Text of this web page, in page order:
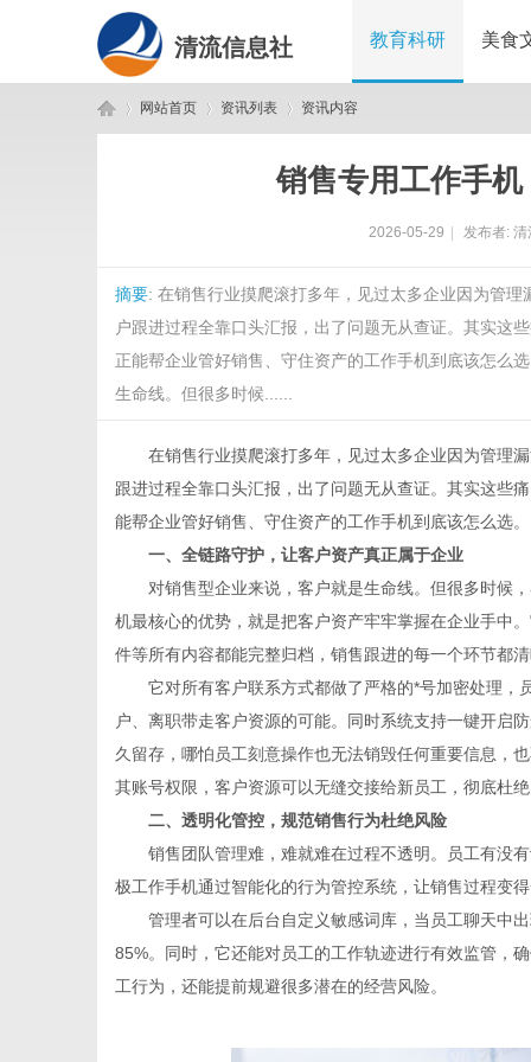
清流信息社 教育科研 美食
网站首页 资讯列表 资讯内容
销售专用工作手
2026-05-29 发布者: 清
摘要: 在销售行业摸爬滚打多年，见过太多企业因为管
户跟进过程全靠口头汇报，出了问题无从查证。其实这
正能帮企业管好销售、守住资产的工作手机到底该怎么
生命线。但很多时候......
在销售行业摸爬滚打多年，见过太多企业因为管理
跟进过程全靠口头汇报，出了问题无从查证。其实这些
能帮企业管好销售、守住资产的工作手机到底该怎么选。
一、 全链路守护，让客户资产真正属于企业
对销售型企业来说，客户就是生命线。但很多时候
机最核心的优势，就是把客户资产牢牢掌握在企业手中
件等所有内容都能完整归档，销售跟进的每一个环节都
它对所有客户联系方式都做了严格的*号加密处理
户、离职带走客户资源的可能。同时系统支持一键开启
久留存，哪怕员工刻意操作也无法销毁任何重要信息，
其账号权限，客户资源可以无缝交接给新员工，彻底杜
二、 透明化管控，规范销售行为杜绝风险
销售团队管理难，难就难在过程不透明。员工有没
极工作手机通过智能化的行为管控系统，让销售过程变
管理者可以在后台自定义敏感词库，当员工聊天中
85%。同时，它还能对员工的工作轨迹进行有效监管，
工行为，还能提前规避很多潜在的经营风险。